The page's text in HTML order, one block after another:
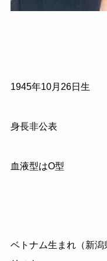
1945年10月 26日生
身長非公表
血液型はO型
ベトナム生まれ（新